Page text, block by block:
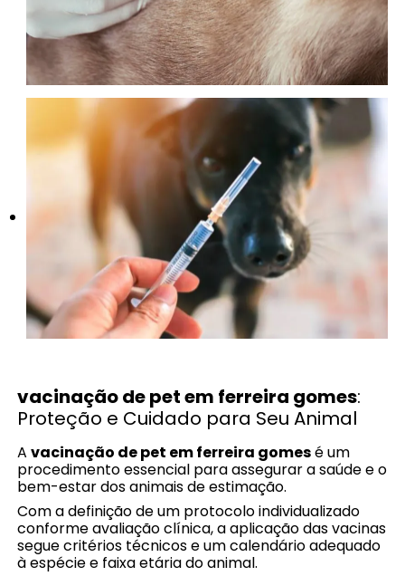
vacinação de pet em ferreira gomes:
Proteção e Cuidado para Seu Animal
Avacinação de pet em ferreira gomesé um
procedimento essencial para assegurar a saúde e o
bem-estar dos animais de estimação.
Com a definição de um protocolo individualizado
conforme avaliação clínica, a aplicação das vacinas
segue critérios técnicos e um calendário adequado
à espécie e faixa etária do animal.